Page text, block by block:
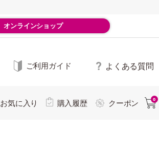
オンラインショップ
ご利用ガイド よくある質問
お気に入り 購入履歴 クーポン 0